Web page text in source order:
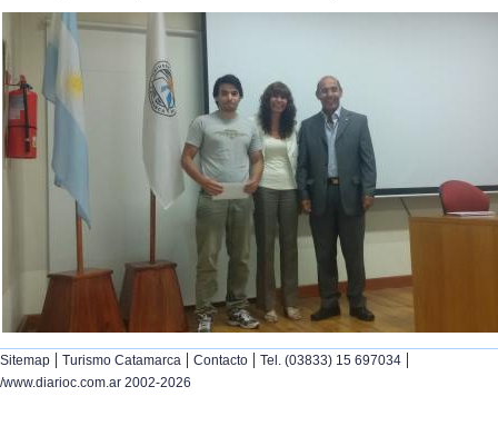
Sitemap | Turismo Catamarca | Contacto | Tel. (03833) 15 697034 |
/www.diarioc.com.ar 2002-2026